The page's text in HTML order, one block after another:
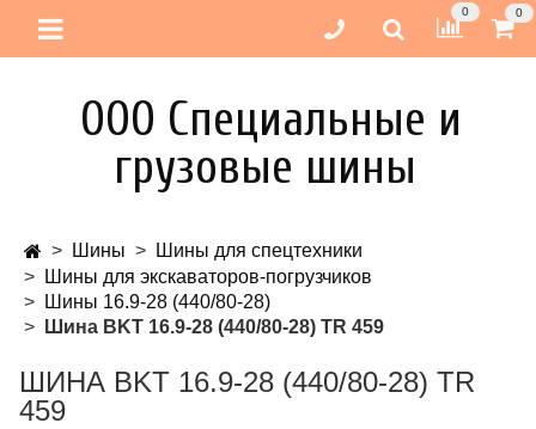
0 0
ООО Специальные и
грузовые шины
Шины
Шины для спецтехники
Шины для экскаваторов-погрузчиков
Шины 16.9-28 (440/80-28)
Шина BKT 16.9-28 (440/80-28) TR 459
ШИНА BKT 16.9-28 (440/80-28) TR
459